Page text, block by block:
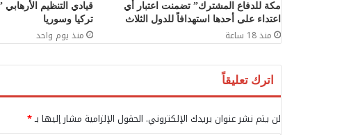
مكة للدفاع المشترك” تضمنت اعتبار أي
اعتداء على أحدها استهدافاً للدول الثلاث
منذ 18 ساعة
قيادي التنظيم
تركيا وسوريا
منذ يوم واحد
اترك تعليقاً
لن يتم نشر عنوان بريدك الإلكتروني. الحقول الإلزامية مشار إليها بـ*